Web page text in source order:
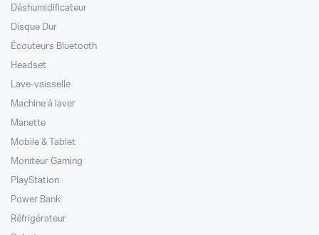
Déshumidificateur
Disque Dur
Écouteurs Bluetooth
Headset
Lave-vaisselle
Machine à laver
Manette
Mobile & Tablet
Moniteur Gaming
PlayStation
Power Bank
Réfrigérateur